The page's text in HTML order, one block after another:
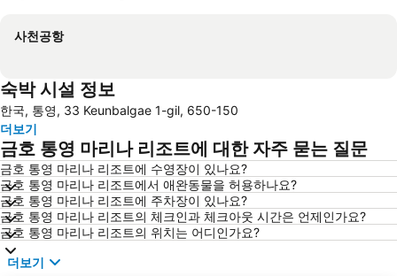
사천공항
숙박 시설 정보
한국, 통영, 33 Keunbalgae 1-gil, 650-150
더보기
금호 통영 마리나 리조트에 대한 자주 묻는 질문
금호 통영 마리나 리조트에 수영장이 있나요?
금호 통영 마리나 리조트에서 애완동물을 허용하나요?
금호 통영 마리나 리조트에 주차장이 있나요?
금호 통영 마리나 리조트의 체크인과 체크아웃 시간은 언제인가요?
금호 통영 마리나 리조트의 위치는 어디인가요?
더보기